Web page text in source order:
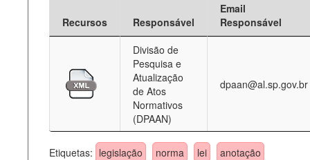
Deputados Estaduais
Legislação
Perguntas frequentes
Recursos Responsável
Email
Responsável
Divisão de
Pesquisa e
Atualização
de Atos
Normativos
(DPAAN)
dpaan@al.sp.gov.br
Etiquetas: legislação norma lei anotação